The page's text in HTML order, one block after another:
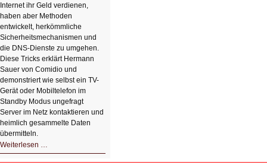
Internet ihr Geld verdienen,
haben aber Methoden
entwickelt, herkömmliche
Sicherheitsmechanismen und
die DNS-Dienste zu umgehen.
Diese Tricks erklärt Hermann
Sauer von Comidio und
demonstriert wie selbst ein TV-
Gerät oder Mobiltelefon im
Standby Modus ungefragt
Server im Netz kontaktieren und
heimlich gesammelte Daten
übermitteln.
Weiterlesen …
DNS